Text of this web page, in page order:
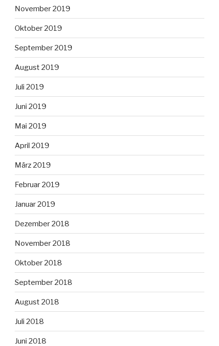
November 2019
Oktober 2019
September 2019
August 2019
Juli 2019
Juni 2019
Mai 2019
April 2019
März 2019
Februar 2019
Januar 2019
Dezember 2018
November 2018
Oktober 2018
September 2018
August 2018
Juli 2018
Juni 2018